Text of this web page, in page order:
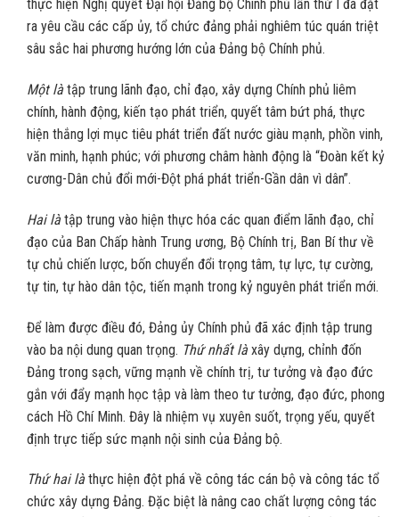
thực hiện Nghị quyết Đại hội Đảng bộ Chính phủ lần thứ I đã đặt
ra yêu cầu các cấp ủy, tổ chức đảng phải nghiêm túc quán triệt
sâu sắc hai phương hướng lớn của Đảng bộ Chính phủ.
Một làtập trung lãnh đạo, chỉ đạo, xây dựng Chính phủ liêm
chính, hành động, kiến tạo phát triển, quyết tâm bứt phá, thực
hiện thắng lợi mục tiêu phát triển đất nước giàu mạnh, phồn vinh,
văn minh, hạnh phúc; với phương châm hành động là “Đoàn kết kỷ
cương-Dân chủ đổi mới-Đột phá phát triển-Gần dân vì dân”.
Hai làtập trung vào hiện thực hóa các quan điểm lãnh đạo, chỉ
đạo của Ban Chấp hành Trung ương, Bộ Chính trị, Ban Bí thư về
tự chủ chiến lược, bốn chuyển đổi trọng tâm, tự lực, tự cường,
tự tin, tự hào dân tộc, tiến mạnh trong kỷ nguyên phát triển mới.
Để làm được điều đó, Đảng ủy Chính phủ đã xác định tập trung
vào ba nội dung quan trọng. Thứ nhất làxây dựng, chỉnh đốn
Đảng trong sạch, vững mạnh về chính trị, tư tưởng và đạo đức
gắn với đẩy mạnh học tập và làm theo tư tưởng, đạo đức, phong
cách Hồ Chí Minh. Đây là nhiệm vụ xuyên suốt, trọng yếu, quyết
định trực tiếp sức mạnh nội sinh của Đảng bộ.
Thứ hai làthực hiện đột phá về công tác cán bộ và công tác tổ
chức xây dựng Đảng. Đặc biệt là nâng cao chất lượng công tác